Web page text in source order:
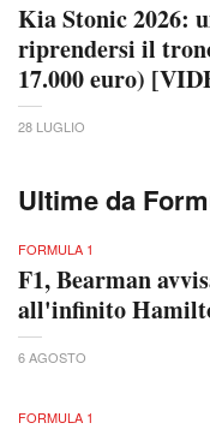
Kia Stonic 2026:
riprendersi il
17.000 euro)
28 LUGLIO
Ultime da
FORMULA 1
F1, Bearman
all'infinito
6 AGOSTO
FORMULA 1